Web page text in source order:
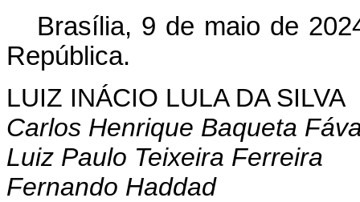
Brasília, 9 de maio de
República.
LUIZ INÁCIO LULA DA SILVA
Carlos Henrique Baqueta
Luiz Paulo Teixeira Ferreira
Fernando Haddad